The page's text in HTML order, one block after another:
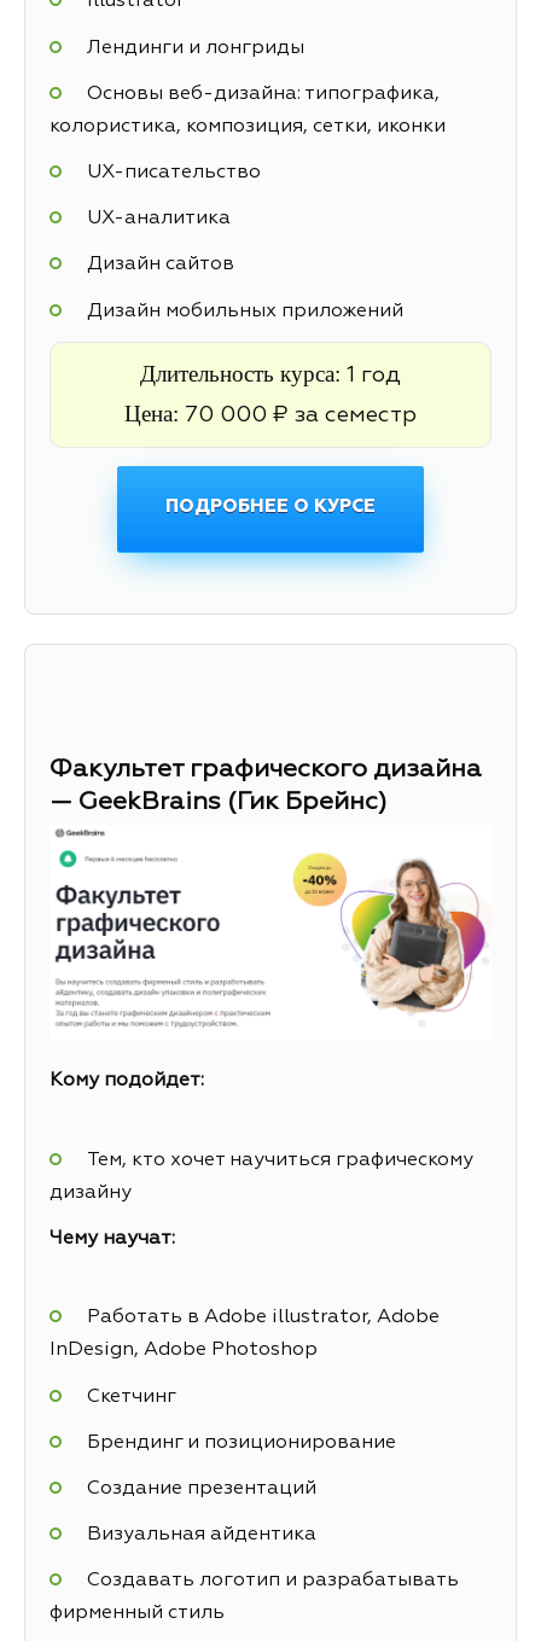
Лендинги и лонгриды
Основы веб-дизайна: типографика,
колористика, композиция, сетки, иконки
UX-писательство
UX-аналитика
Дизайн сайтов
Дизайн мобильных приложений
Длительность курса: 1 год
Цена: 70 000 ₽ за семестр
ПОДРОБНЕЕ О КУРСЕ
Факультет графического дизайна
— GeekBrains (Гик Брейнс)
Кому подойдет:
Тем, кто хочет научиться графическому
дизайну
Чему научат:
Работать в Adobe illustrator, Adobe
InDesign, Adobe Photoshop
Скетчинг
Брендинг и позиционирование
Создание презентаций
Визуальная айдентика
Создавать логотип и разрабатывать
фирменный стиль